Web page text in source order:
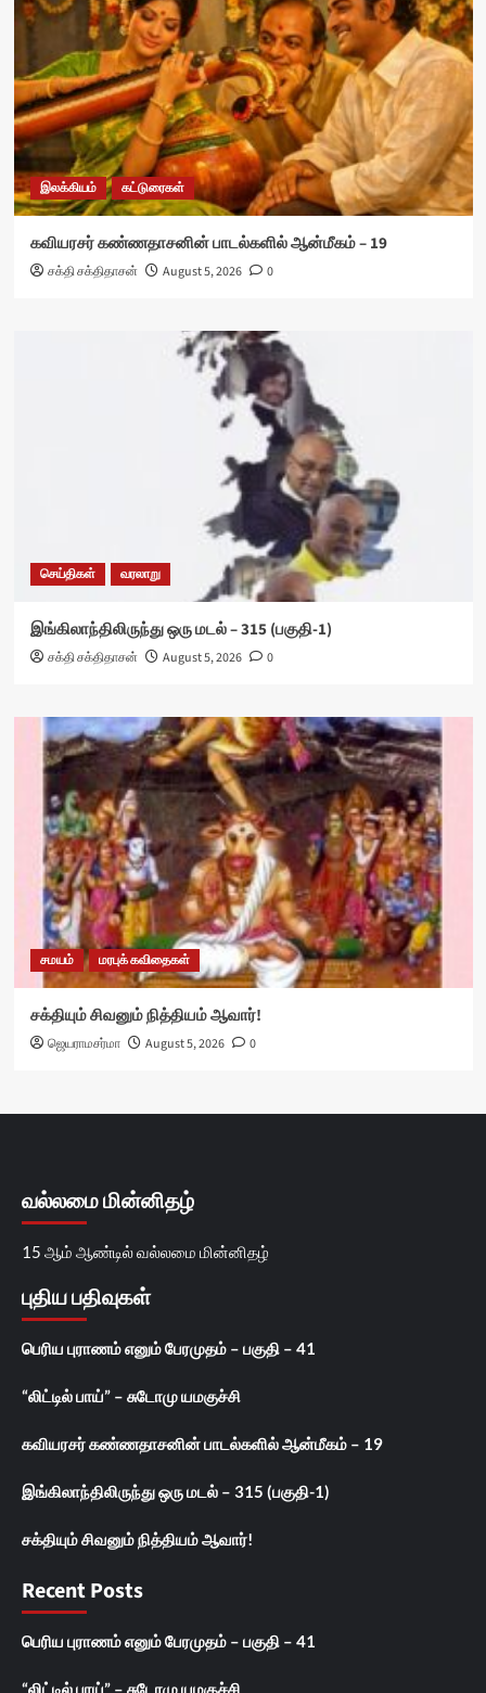
இலக்கியம் கட்டுரைகள்
கவியரசர் கண்ணதாசனின் பாடல்களில் ஆன்மீகம் – 19
சக்தி சக்திதாசன் August 5, 2026 0
செய்திகள் வரலாறு
இங்கிலாந்திலிருந்து ஒரு மடல் – 315 (பகுதி-1)
சக்தி சக்திதாசன் August 5, 2026 0
சமயம் மரபுக் கவிதைகள்
சக்தியும் சிவனும் நித்தியம் ஆவார்!
ஜெயராமசர்மா August 5, 2026 0
வல்லமை மின்னிதழ்
15 ஆம் ஆண்டில் வல்லமை மின்னிதழ்
புதிய பதிவுகள்
பெரிய புராணம் எனும் பேரமுதம் – பகுதி – 41
“லிட்டில் பாய்” – சுடோமு யமகுச்சி
கவியரசர் கண்ணதாசனின் பாடல்களில் ஆன்மீகம் – 19
இங்கிலாந்திலிருந்து ஒரு மடல் – 315 (பகுதி-1)
சக்தியும் சிவனும் நித்தியம் ஆவார்!
Recent Posts
பெரிய புராணம் எனும் பேரமுதம் – பகுதி – 41
“லிட்டில் பாய்” – சுடோமு யமகுச்சி